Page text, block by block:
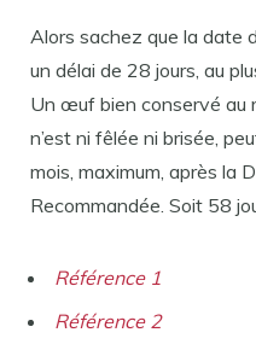
Alors sachez que la date
un délai de 28 jours, au
Un œuf bien conservé au
n’est ni fêlée ni brisée,
mois, maximum, après la
Recommandée. Soit 58
Référence 1
Référence 2